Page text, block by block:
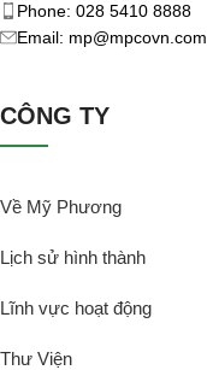
Phone: 028 5410 8888
Email: mp@mpcovn.com
CÔNG TY
Về Mỹ Phương
Lịch sử hình thành
Lĩnh vực hoạt động
Thư Viện